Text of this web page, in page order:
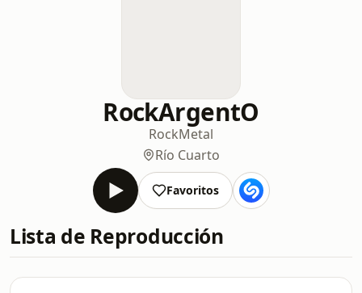
RockArgentO
RockMetal
Río Cuarto
Favoritos
Lista de Reproducción